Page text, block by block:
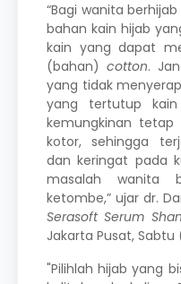
“Bagi wanita
bahan kain hijab
kain yang dapat
(bahan) cotton.
yang tidak
yang tertutup
kemungkinan
kotor, sehingga
dan keringat pada
masalah wanita
ketombe,” ujar dr.
Serasoft Serum
Jakarta Pusat, Sabtu
"Pilihlah hijab yang